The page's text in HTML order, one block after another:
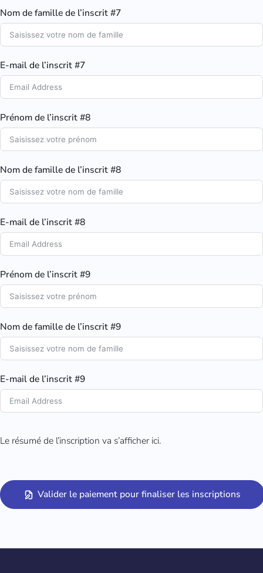
Nom de famille de l’inscrit #7
E-mail de l’inscrit #7
Prénom de l’inscrit #8
Nom de famille de l’inscrit #8
E-mail de l’inscrit #8
Prénom de l’inscrit #9
Nom de famille de l’inscrit #9
E-mail de l’inscrit #9
Le résumé de l’inscription va s’afficher ici.
Valider le paiement pour finaliser les inscriptions